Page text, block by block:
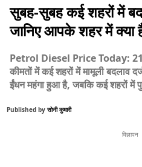
सुबह-सुबह कई शहरों में
जानिए आपके शहर में क्या
Petrol Diesel Price Today:
कीमतों में कई शहरों में मामूली बदलाव
ईंधन महंगा हुआ है, जबकि कई शहरों में
Published by सोनी कुमारी
विज्ञापन